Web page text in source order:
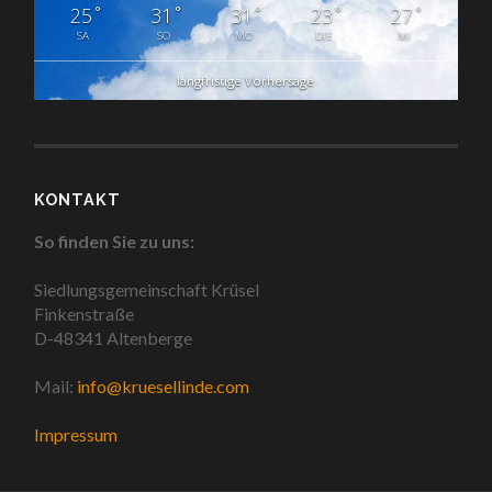
25°
SA
31 °
SO
31°
MO
23°
DIE
27°
MI
langfristige Vorhersage
KONTAKT
So finden Sie zu uns:
Siedlungsgemeinschaft Krüsel
Finkenstraße
D-48341 Altenberge
Mail: info@kruesellinde.com
Impressum